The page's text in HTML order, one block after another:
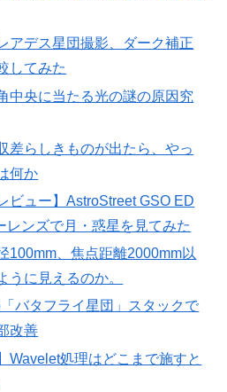
アデス星団撮影、ダーク補正
してみた
中央に当たる光の謎の原因究
差らしきものが出たら、やっ
何か
ビュー】AstroStreet GSO ED
レンズで月・惑星を見てみた
100mm、焦点距離2000mm以
うに見えるのか。
「バタフライ星団」スタックで
改善
Wavelet処理はどこまで施すと